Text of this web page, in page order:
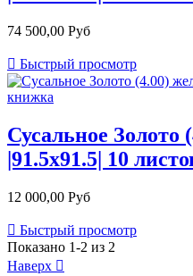
74 500,00 Руб
 Быстрый просмотр
Сусальное Золото
|91.5х91.5| 10
12 000,00 Руб
 Быстрый просмотр
Показано 1-2 из 2
Наверх 